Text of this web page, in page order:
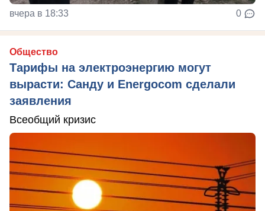
вчера в 18:33 0
Общество
Тарифы на электроэнергию могут
вырасти: Санду и Energocom сделали
заявления
Всеобщий кризис